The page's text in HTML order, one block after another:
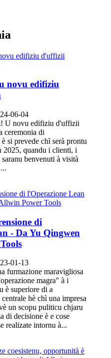
novu edifiziu
06-04
U novu edifiziu d'uffizii
ceremonia di
si prevede chì serà prontu
2025, quandu i clienti, i
benvenuti à visità
di
- Da Yu Qingwen
01-13
furmazione maravigliosa
magra" à i
è superiore di a
hè chì una impresa
un scopu puliticu chjaru
di decisione è e cose
realizate intornu à...